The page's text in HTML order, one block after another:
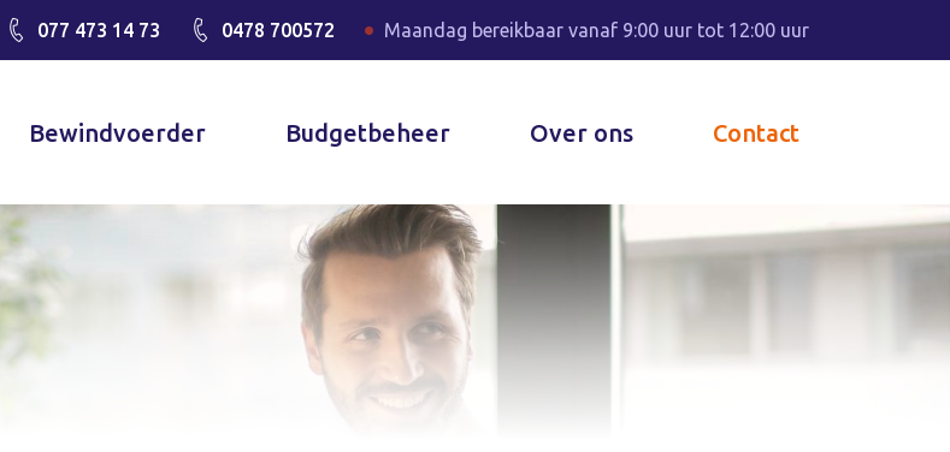
077 473 14 73 0478 700572 Maandag bereikbaar vanaf 9:00 uur tot 12:00 uur
Bewindvoerder Budgetbeheer Over ons Contact